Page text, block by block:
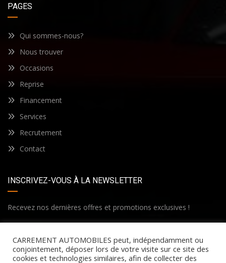
PAGES
Qui sommes-nous?
Nous trouver
Occasions
Reprise
Financement
Services
Recrutement
Contact
INSCRIVEZ-VOUS À LA NEWSLETTER
Recevez nos dernières offres et promotions exclusives !
CARREMENT AUTOMOBILES peut, indépendamment ou
conjointement, déposer lors de votre visite sur ce site des
cookies et technologies similaires, afin de collecter des